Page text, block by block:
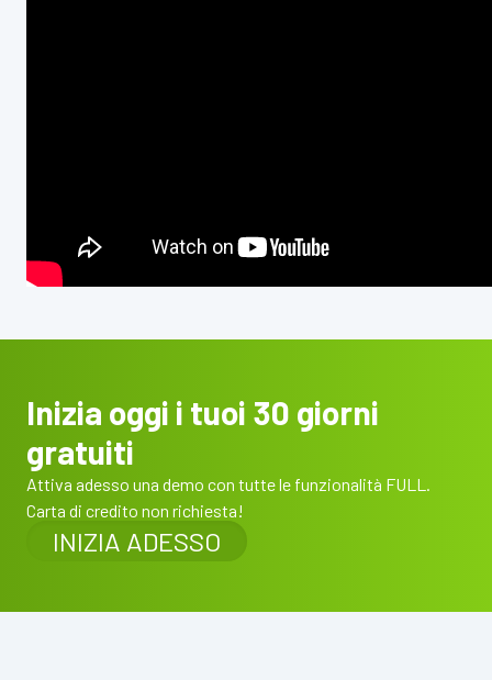
Inizia oggi i tuoi 30 giorni
gratuiti
Attiva adesso una demo con tutte le funzionalità FULL.
Carta di credito non richiesta!
INIZIA ADESSO